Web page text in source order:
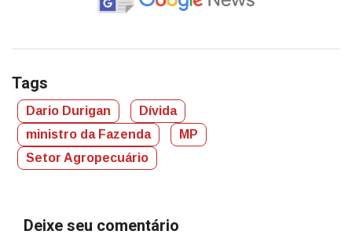
Tags
Dario Durigan
Dívida
ministro da Fazenda
MP
Setor Agropecuário
Deixe seu comentário